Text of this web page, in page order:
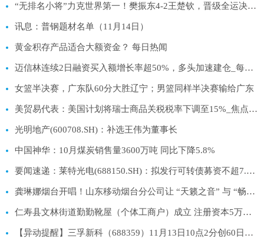
“无排名小将”力克世界第一！樊振东4-2王楚钦，晋级全运决赛-今日报
讯息：普钢题材名单（11月14日）
黄金积存产品适合大额资金？ 每日热闻
迈信林连续2日融资买入额增长率超50%，多头加速建仓_每日快播
女篮半决赛，广东队60分大胜辽宁；男篮同样半决赛输给广东
美贸易代表：美国计划将瑞士商品关税税率下调至15%_焦点讯息
光明地产(600708.SH)：补选王伟为董事长
中国神华：10月煤炭销售量3600万吨 同比下降5.8%
要闻速递：莱特光电(688150.SH)：拟发行可转债募资不超7.66亿元 用于蒲城莱特生产车间数智化升级改造项目等
龚琳娜烟台开唱！山东移动烟台分公司让 “天籁之音” 与 “畅通网络” 双向奔赴-热文
仁寿县文林街道勤勤靴屋（个体工商户）成立 注册资本5万人民币|焦点关注
【异动提醒】三孚新科（688359）11月13日10点2分创60日新高